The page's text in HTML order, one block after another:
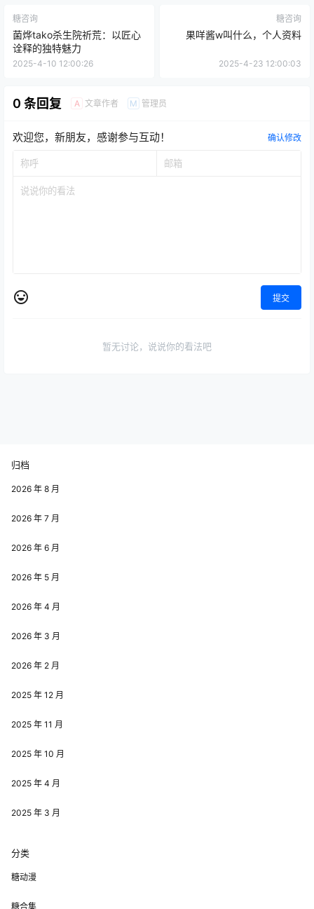
糖咨询
菌烨tako杀生院祈荒：以匠心
诠释的独特魅力
2025-4-10 12:00:26
糖咨询
果咩酱w叫什么，个人资料
2025-4-23 12:00:03
0 条回复 A 文章作者 M 管理员
欢迎您，新朋友，感谢参与互动！ 确认修改
提交
暂无讨论，说说你的看法吧
归档
2026 年 8 月
2026 年 7 月
2026 年 6 月
2026 年 5 月
2026 年 4 月
2026 年 3 月
2026 年 2 月
2025 年 12 月
2025 年 11 月
2025 年 10 月
2025 年 4 月
2025 年 3 月
分类
糖动漫
糖合集